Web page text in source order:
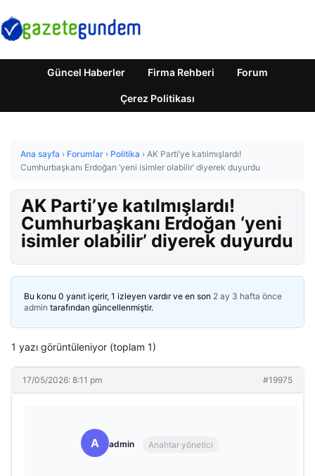
Güncel Haberler Firma Rehberi Forum
Çerez Politikası
Ana sayfa › Forumlar › Politika › AK Parti’ye katılmışlardı!
Cumhurbaşkanı Erdoğan ‘yeni isimler olabilir’ diyerek duyurdu
AK Parti’ye katılmışlardı!
Cumhurbaşkanı Erdoğan ‘yeni
isimler olabilir’ diyerek duyurdu
Bu konu 0 yanıt içerir, 1 izleyen vardır ve en son 2 ay 3 hafta önce
admin tarafından güncellenmiştir.
1 yazı görüntüleniyor (toplam 1)
17/05/2026: 8:11 pm #19975
A admin Anahtar yönetici